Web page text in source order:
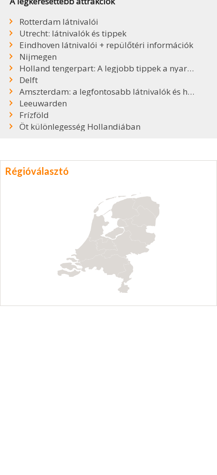
Rotterdam látnivalói
Utrecht: látnivalók és tippek
Eindhoven látnivalói + repülőtéri információk
Nijmegen
Holland tengerpart: A legjobb tippek a nyaraláshoz
Delft
Amszterdam: a legfontosabb látnivalók és hasznos tudnivalók
Leeuwarden
Frízföld
Öt különlegesség Hollandiában
Régióválasztó